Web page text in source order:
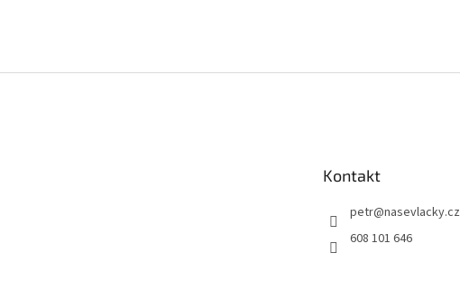
Kontakt
petr@nasevlacky.cz
608 101 646